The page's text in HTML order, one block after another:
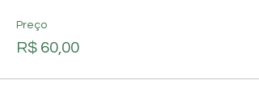
Preço
R$ 60,00